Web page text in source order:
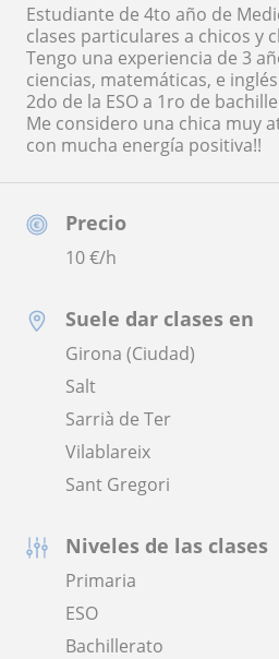
Precio
10€/h
Suele dar clases en
Girona (Ciudad)
Salt
Sarrià de Ter
Vilablareix
Sant Gregori
Niveles de las clases
Primaria
ESO
Bachillerato
Estudiante de 4to año de
clases particulares a chicos y
Tengo una experiencia de 3
ciencias, matemáticas, e
2do de la ESO a 1ro de
Me considero una chica muy
con mucha energía positiva!!